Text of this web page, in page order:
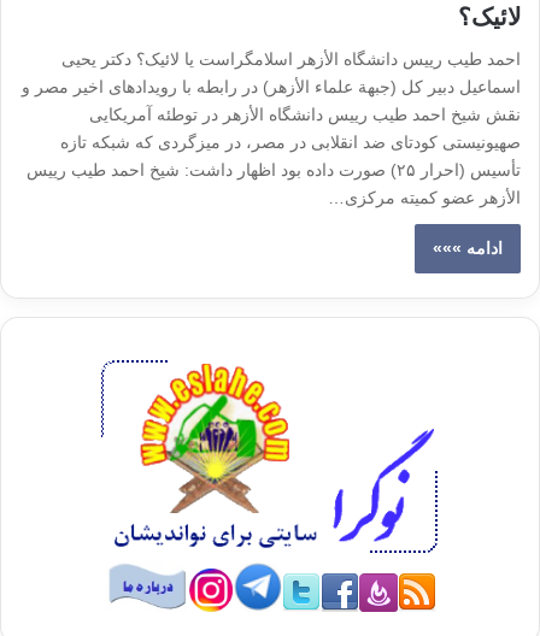
لائیک؟
احمد طیب رییس دانشگاه الأزهر اسلامگراست یا لائیک؟ دکتر یحیی
اسماعیل دبیر کل (جبهة علماء الأزهر) در رابطه با رویدادهای اخیر مصر و
نقش شیخ احمد طیب رییس دانشگاه الأزهر در توطئه آمریکایی
صهیونیستی کودتای ضد انقلابی در مصر، در میزگردی که شبکه تازه
تأسیس (احرار ۲۵) صورت داده بود اظهار داشت: شیخ احمد طیب رییس
الأزهر عضو کمیته مرکزی…
ادامه »»»